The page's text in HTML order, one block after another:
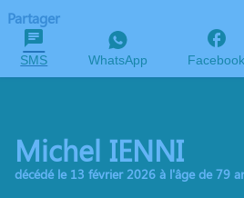
Partager
SMS WhatsApp Facebook
Michel IENNI
décédé le 13 février 2026 à l'âge de 79